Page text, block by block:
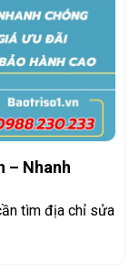
– Nhanh
tìm địa chỉ sửa